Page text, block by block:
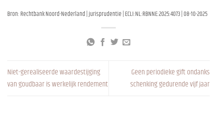
Bron: Rechtbank Noord-Nederland | jurisprudentie | ECLI:NL:RBNNE:2025:4073 | 08-10-2025
Niet-gerealiseerde waardestijging
van goudbaar is werkelijk rendement
Geen periodieke gift ondanks
schenking gedurende vijf jaar